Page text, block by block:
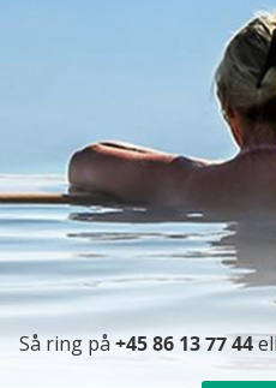
Så ring på +45 86 13 77 44